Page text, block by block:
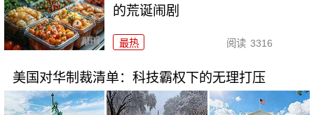
的荒诞闹剧
最热 阅读 3316
美国对华制裁清单：科技霸权下的无理打压